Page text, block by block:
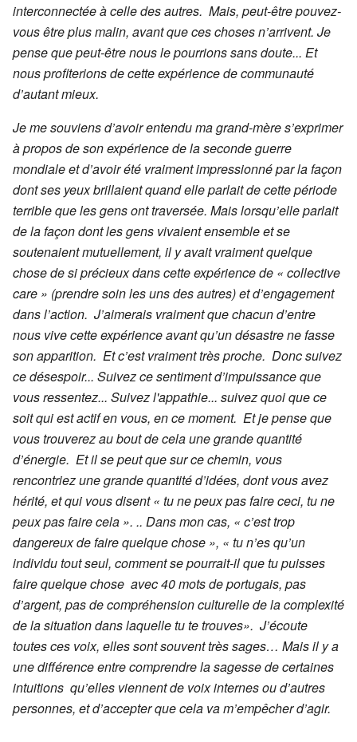
interconnectée à celle des autres. Mais, peut-être pouvez-
vous être plus malin, avant que ces choses n’arrivent. Je
pense que peut-être nous le pourrions sans doute... Et
nous profiterions de cette expérience de communauté
d’autant mieux.
Je me souviens d’avoir entendu ma grand-mère s’exprimer
à propos de son expérience de la seconde guerre
mondiale et d’avoir été vraiment impressionné par la façon
dont ses yeux brillaient quand elle parlait de cette période
terrible que les gens ont traversée. Mais lorsqu’elle parlait
de la façon dont les gens vivaient ensemble et se
soutenaient mutuellement, il y avait vraiment quelque
chose de si précieux dans cette expérience de « collective
care » (prendre soin les uns des autres) et d’engagement
dans l’action. J’aimerais vraiment que chacun d’entre
nous vive cette expérience avant qu’un désastre ne fasse
son apparition. Et c’est vraiment très proche. Donc suivez
ce désespoir... Suivez ce sentiment d’impuissance que
vous ressentez... Suivez l'appathie... suivez quoi que ce
soit qui est actif en vous, en ce moment. Et je pense que
vous trouverez au bout de cela une grande quantité
d’énergie. Et il se peut que sur ce chemin, vous
rencontriez une grande quantité d’idées, dont vous avez
hérité, et qui vous disent « tu ne peux pas faire ceci, tu ne
peux pas faire cela ». .. Dans mon cas, « c’est trop
dangereux de faire quelque chose », « tu n’es qu’un
individu tout seul, comment se pourrait-il que tu puisses
faire quelque chose avec 40 mots de portugais, pas
d’argent, pas de compréhension culturelle de la complexité
de la situation dans laquelle tu te trouves». J’écoute
toutes ces voix, elles sont souvent très sages… Mais il y a
une différence entre comprendre la sagesse de certaines
intuitions qu’elles viennent de voix internes ou d’autres
personnes, et d’accepter que cela va m’empêcher d’agir.